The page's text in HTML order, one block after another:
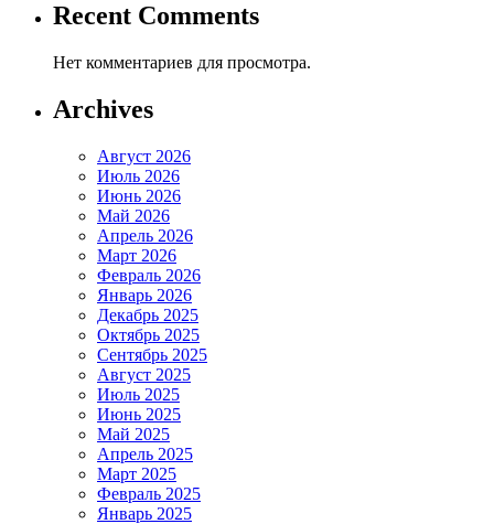
Recent Comments
Нет комментариев для просмотра.
Archives
Август 2026
Июль 2026
Июнь 2026
Май 2026
Апрель 2026
Март 2026
Февраль 2026
Январь 2026
Декабрь 2025
Октябрь 2025
Сентябрь 2025
Август 2025
Июль 2025
Июнь 2025
Май 2025
Апрель 2025
Март 2025
Февраль 2025
Январь 2025